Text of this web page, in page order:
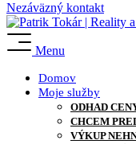
Nezáväzný kontakt
Menu
Domov
Moje služby
ODHAD
CHCEM
VÝKUP